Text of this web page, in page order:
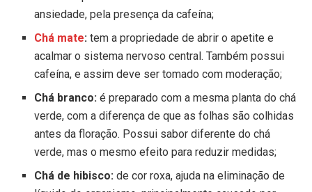
ansiedade, pela presença da cafeína;
Chá mate:tem a propriedade de abrir o apetite e
acalmar o sistema nervoso central. Também possui
cafeína, e assim deve ser tomado com moderação;
Chá branco:é preparado com a mesma planta do chá
verde, com a diferença de que as folhas são colhidas
antes da floração. Possui sabor diferente do chá
verde, mas o mesmo efeito para reduzir medidas;
Chá de hibisco:de cor roxa, ajuda na eliminação de